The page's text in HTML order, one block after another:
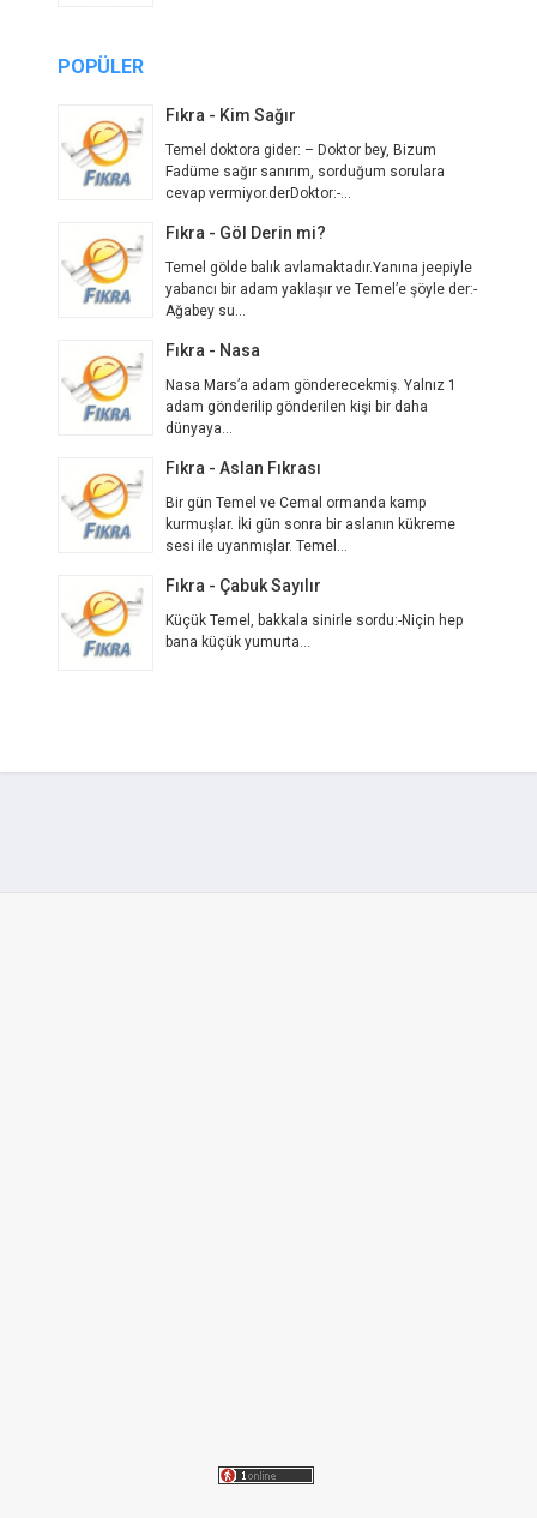
POPÜLER
Fıkra - Kim Sağır
Temel doktora gider: – Doktor bey, Bizum
Fadüme sağır sanırım, sorduğum sorulara
cevap vermiyor.derDoktor:-...
Fıkra - Göl Derin mi?
Temel gölde balık avlamaktadır.Yanına jeepiyle
yabancı bir adam yaklaşır ve Temel’e şöyle der:-
Ağabey su...
Fıkra - Nasa
Nasa Mars’a adam gönderecekmiş. Yalnız 1
adam gönderilip gönderilen kişi bir daha
dünyaya...
Fıkra - Aslan Fıkrası
Bir gün Temel ve Cemal ormanda kamp
kurmuşlar. İki gün sonra bir aslanın kükreme
sesi ile uyanmışlar. Temel...
Fıkra - Çabuk Sayılır
Küçük Temel, bakkala sinirle sordu:-Niçin hep
bana küçük yumurta...